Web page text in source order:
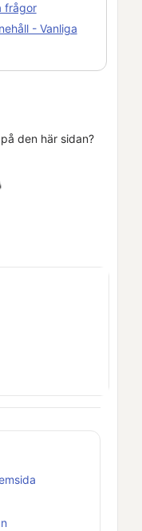
frågor
- Vanliga
den här sidan?